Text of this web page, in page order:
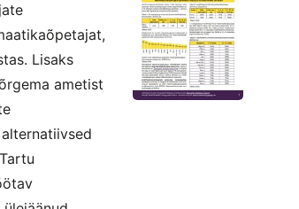
Lisaks
ametist